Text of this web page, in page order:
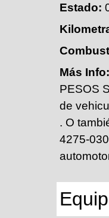
Estado:
Más Info:
PESOS
de
. O
4275-